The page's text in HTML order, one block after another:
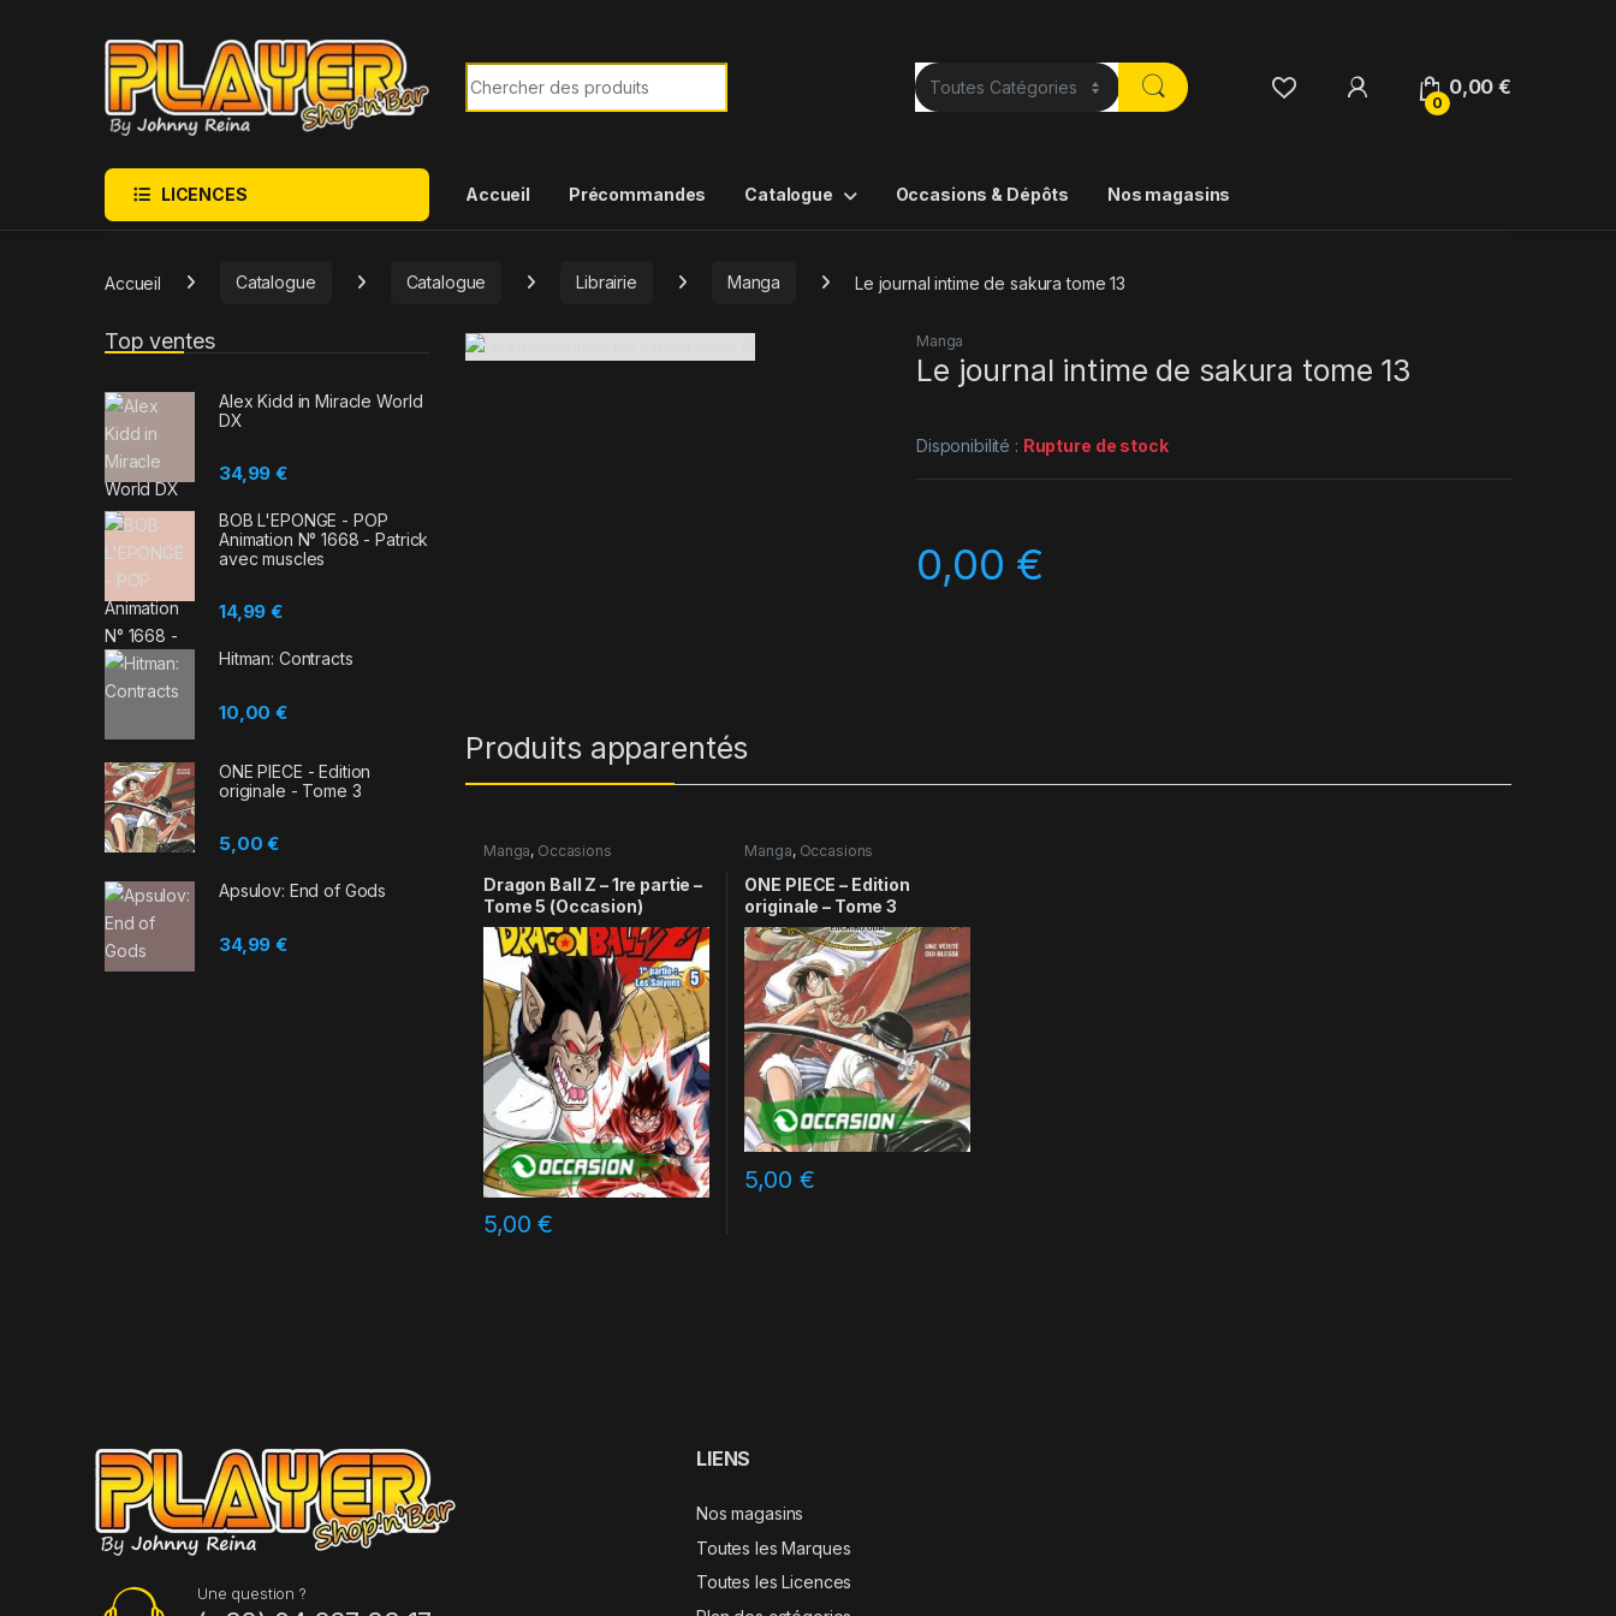
Recherche de :
0
0,00€
LICENCES Accueil Précommandes Catalogue Occasions & Dépôts Nos magasins
Accueil Catalogue Catalogue Librairie Manga Le journal intime de sakura tome 13
Manga
Le journal intime de sakura tome 13
Disponibilité : Rupture de stock
0,00 €
Produits apparentés
Manga, Occasions
Dragon Ball Z – 1re partie –
Tome 5 (Occasion)
5,00€
Manga, Occasions
ONE PIECE – Edition
originale – Tome 3
5,00 €
Top ventes
Alex Kidd in Miracle World
DX
34,99€
BOB L'EPONGE - POP
Animation N° 1668 - Patrick
avec muscles
14,99€
Hitman: Contracts
10,00€
ONE PIECE - Edition
originale - Tome 3
5,00€
Apsulov: End of Gods
34,99€
Une question ?
LIENS
Nos magasins
Toutes les Marques
Toutes les Licences